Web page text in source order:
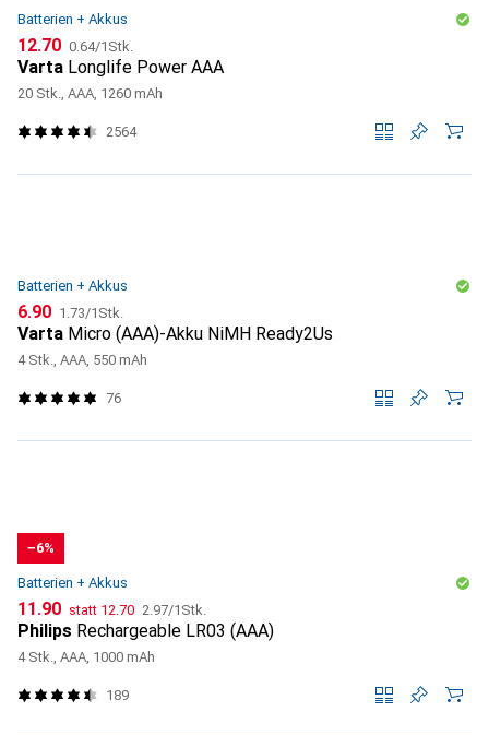
Batterien + Akkus
CHF
12.70 CHF
0.64/1Stk.
Varta Longlife Power AAA
20 Stk., AAA, 1260 mAh
2564
Batterien + Akkus
CHF
6.90 CHF
1.73/1Stk.
Varta Micro (AAA)-Akku NiMH Ready2Us
4 Stk., AAA, 550 mAh
76
−6%
Batterien + Akkus
CHF
11.90 statt CHF
12.70 CHF
2.97/1Stk.
Philips Rechargeable LR03 (AAA)
4 Stk., AAA, 1000 mAh
189